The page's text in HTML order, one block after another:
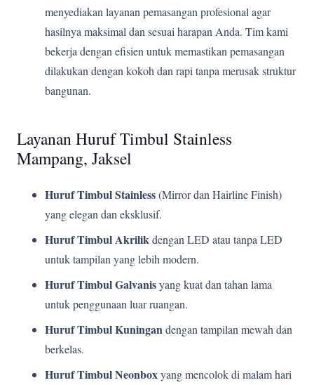
menyediakan layanan pemasangan profesional agar
hasilnya maksimal dan sesuai harapan Anda. Tim kami
bekerja dengan efisien untuk memastikan pemasangan
dilakukan dengan kokoh dan rapi tanpa merusak struktur
bangunan.
Layanan Huruf Timbul Stainless
Mampang, Jaksel
Huruf Timbul Stainless(Mirror dan Hairline Finish)
yang elegan dan eksklusif.
Huruf Timbul Akrilikdengan LED atau tanpa LED
untuk tampilan yang lebih modern.
Huruf Timbul Galvanisyang kuat dan tahan lama
untuk penggunaan luar ruangan.
Huruf Timbul Kuningandengan tampilan mewah dan
berkelas.
Huruf Timbul Neonboxyang mencolok di malam hari